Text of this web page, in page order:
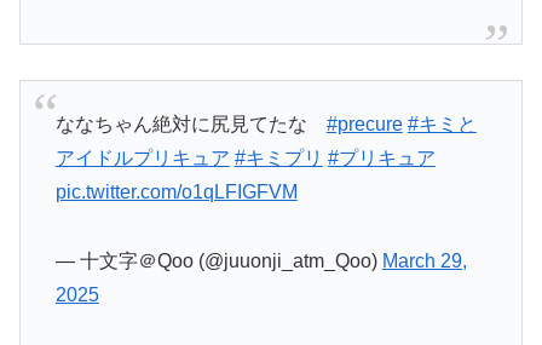
ななちゃん絶対に尻見てたな #precure #キミと
アイドルプリキュア #キミプリ #プリキュア
pic.twitter.com/o1qLFIGFVM
— 十文字＠Qoo (@juuonji_atm_Qoo) March 29,
2025